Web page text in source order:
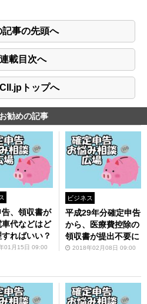
記事の先頭へ
連載目次へ
トップへ
勧めの記事
告、領収書が
車代などはど
すればいい？
01月15日 09:00
ビジネス
平成29年分確定申告
から、医療費控除の
領収書が提出不要に
2018年02月08日 09:00